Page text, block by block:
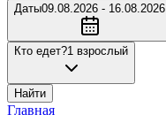
Даты09.08.2026 - 16.08.2026
Кто едет?1 взрослый
Найти
Главная